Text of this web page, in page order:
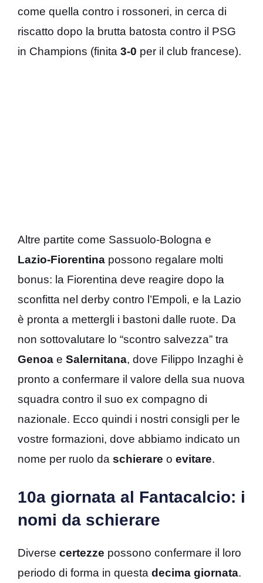
come quella contro i rossoneri, in cerca di
riscatto dopo la brutta batosta contro il PSG
in Champions (finita 3-0 per il club francese).
Altre partite come Sassuolo-Bologna e
Lazio-Fiorentina possono regalare molti
bonus: la Fiorentina deve reagire dopo la
sconfitta nel derby contro l’Empoli, e la Lazio
è pronta a mettergli i bastoni dalle ruote. Da
non sottovalutare lo “scontro salvezza” tra
Genoa e Salernitana, dove Filippo Inzaghi è
pronto a confermare il valore della sua nuova
squadra contro il suo ex compagno di
nazionale. Ecco quindi i nostri consigli per le
vostre formazioni, dove abbiamo indicato un
nome per ruolo da schierare o evitare.
10a giornata al Fantacalcio: i
nomi da schierare
Diverse certezze possono confermare il loro
periodo di forma in questa decima giornata.